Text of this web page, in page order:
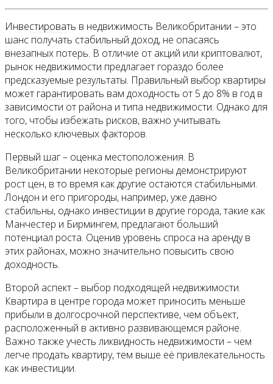
Главная
Все новости
Видео
Инвестировать в недвижимость Великобритании – это
шанс получать стабильный доход, не опасаясь
внезапных потерь. В отличие от акций или криптовалют,
рынок недвижимости предлагает гораздо более
предсказуемые результаты. Правильный выбор квартиры
может гарантировать вам доходность от 5 до 8% в год в
зависимости от района и типа недвижимости. Однако для
того, чтобы избежать рисков, важно учитывать
несколько ключевых факторов.
Первый шаг – оценка местоположения. В
Великобритании некоторые регионы демонстрируют
рост цен, в то время как другие остаются стабильными.
Лондон и его пригороды, например, уже давно
стабильны, однако инвестиции в другие города, такие как
Манчестер и Бирмингем, предлагают больший
потенциал роста. Оценив уровень спроса на аренду в
этих районах, можно значительно повысить свою
доходность.
Второй аспект – выбор подходящей недвижимости.
Квартира в центре города может приносить меньше
прибыли в долгосрочной перспективе, чем объект,
расположенный в активно развивающемся районе.
Важно также учесть ликвидность недвижимости – чем
легче продать квартиру, тем выше её привлекательность
как инвестиции.